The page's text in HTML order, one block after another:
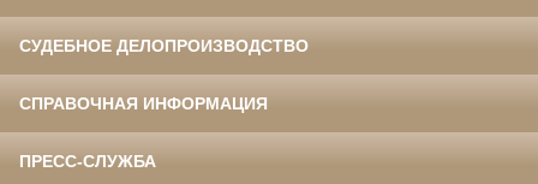
СУДЕБНОЕ ДЕЛОПРОИЗВОДСТВО
СПРАВОЧНАЯ ИНФОРМАЦИЯ
ПРЕСС-СЛУЖБА